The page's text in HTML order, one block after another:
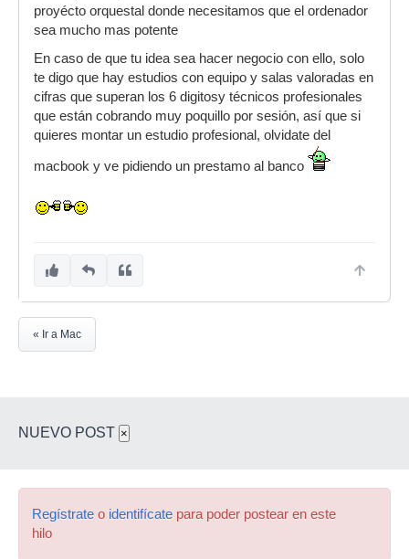
proyécto orquestal donde necesitamos que el ordenador
sea mucho mas potente
En caso de que tu idea sea hacer negocio con ello, solo
te digo que hay estudios con equipo y salas valoradas en
cifras que superan los 6 digitosy técnicos profesionales
que están cobrando muy poquillo por sesión, así que si
quieres montar un estudio profesional, olvidate del
macbook y ve pidiendo un prestamo al banco
« Ir a Mac
NUEVO POST ×
Regístrate o identifícate para poder postear en este
hilo